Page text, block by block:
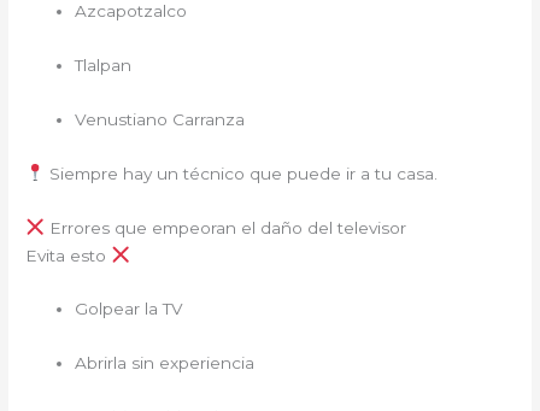
Azcapotzalco
Tlalpan
Venustiano Carranza
Siempre hay un técnico que puede ir a tu casa.
Errores que empeoran el daño del televisor
Evita esto
Golpear la TV
Abrirla sin experiencia